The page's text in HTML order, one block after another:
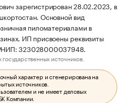
зарегистрирован 28.02.2023, в
Основной вид
пиломатериалами в
ИП присвоены реквизиты
323028000037948.
источников.
характер и сгенерирована на
источников.
и не имеет деловых
Компании.